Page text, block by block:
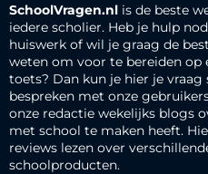
SchoolVragen.nl is de beste
iedere scholier. Heb je hulp
huiswerk of wil je graag de
weten om voor te bereiden op
toets? Dan kun je hier je vraag
bespreken met onze
onze redactie wekelijks blogs
met school te maken heeft.
reviews lezen over
schoolproducten.